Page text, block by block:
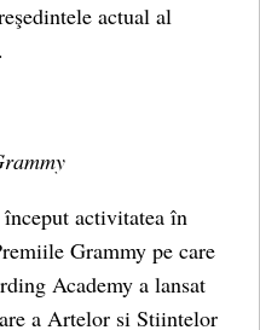
actual al
activitatea în
Grammy pe care
Academy a lansat
a Artelor si Stiintelor